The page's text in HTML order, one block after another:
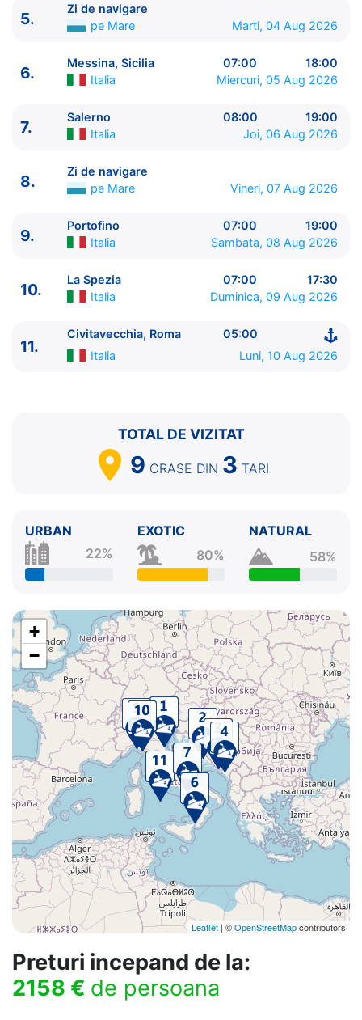
ITINERARIU
----------------------------------------
1. Ravenna Italia
Dubrovnik Croatia
07:00 - 20:00
4.
Muntenegru
6.
Messina, Sicilia Italia
Salerno Italia 08:00 - 19:00
9.
Portofino Italia
La Spezia Italia
07:00 - 17:30
Civitavecchia, Roma 05:00 - ⚓
5.
Zi de navigare
pe Mare
Marti, 04 Aug 2026
6.
Messina, Sicilia 07:00
18:00
Italia
Miercuri, 05 Aug 2026
7.
Salerno 08:00
19:00
Italia
Joi, 06 Aug 2026
8.
Zi de navigare
pe Mare
Vineri, 07 Aug 2026
9.
Portofino 07:00
19:00
Italia
Sambata, 08 Aug 2026
10.
La Spezia 07:00
17:30
Italia
Duminica, 09 Aug 2026
11.
Civitavecchia, Roma
05:00
Italia
Luni, 10 Aug 2026
TOTAL DE VIZITAT
9 ORASE DIN 3 TARI
URBAN
22%
EXOTIC
80%
NATURAL
58%
+
−
Leaflet | ©OpenStreetMapcontributors
Preturi incepand de la:
2158 € de persoana